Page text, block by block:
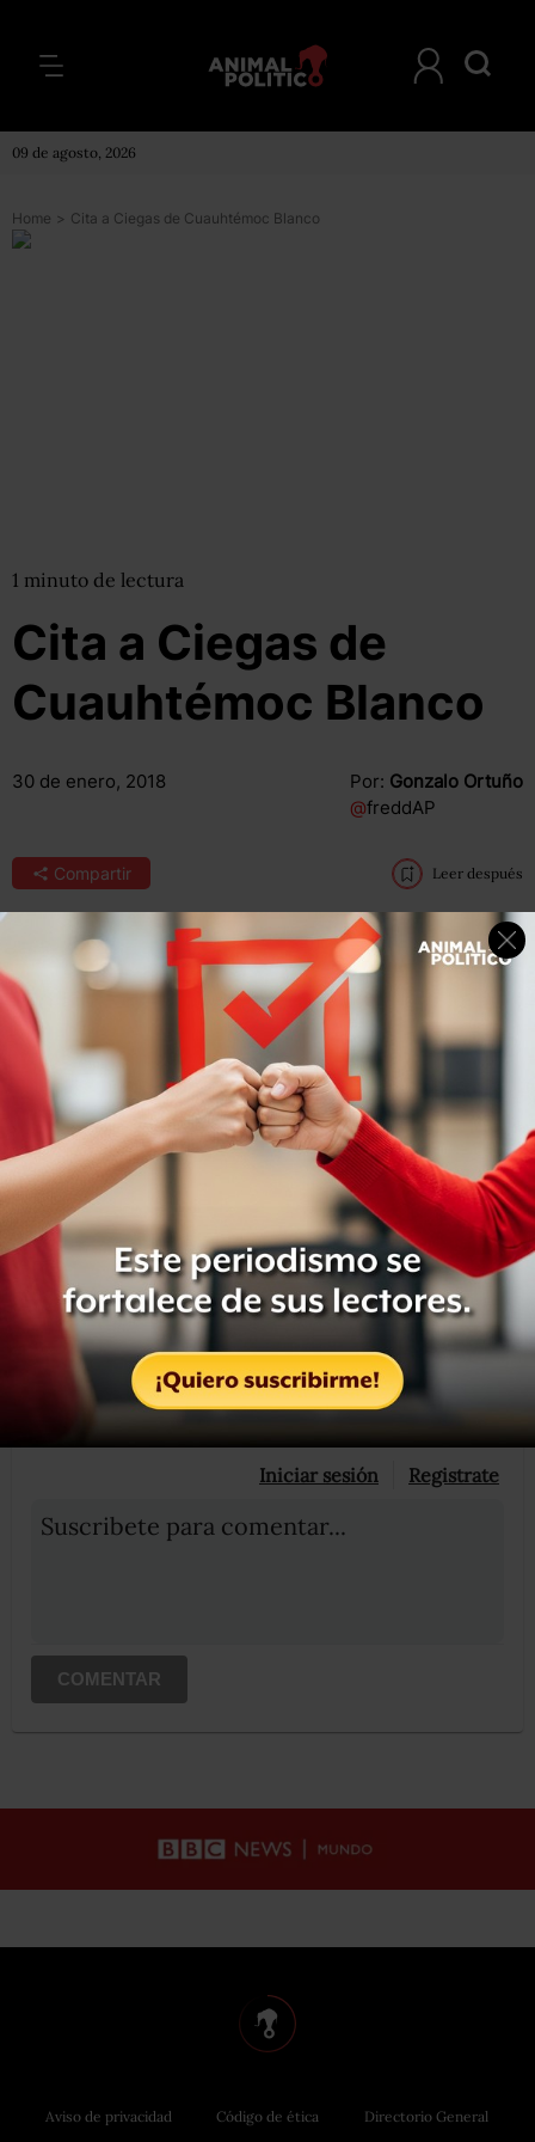
09 de agosto, 2026
Home > Cita a Ciegas de Cuauhtémoc Blanco
1 minuto de lectura
Cita a Ciegas de
Cuauhtémoc Blanco
30 de enero, 2018 Por: Gonzalo Ortuño
@freddAP
Compartir Leer después
“Hay que darle con todo a esas personas que le han hecho
mal a la gente, y al que la tenga que pagar que la tenga
que pagar”: dijo el aspirante al gobierno de Morelos,
Cuauhtémoc Blanco, como promesa de combate contra
quienes hayan cometido actos de corrupción en el
estado.
Compartir Leer después
OCULTAR COMENTARIOS
Iniciar sesión Registrate
Suscribete para comentar...
COMENTAR
Aviso de privacidad Código de ética Directorio General